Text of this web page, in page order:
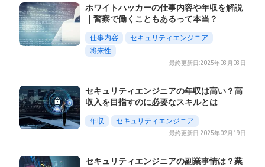
ホワイトハッカーの仕事内容や年収を解説
｜警察で働くこともあるって本当？
仕事内容
セキュリティエンジニア
将来性
最終更新日:2025年03月03日
セキュリティエンジニアの年収は高い？高
収入を目指すのに必要なスキルとは
年収 セキュリティエンジニア
最終更新日:2025年02月19日
セキュリティエンジニアの副業事情は？業